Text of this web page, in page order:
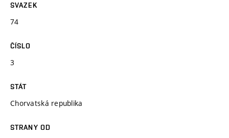
SVAZEK
74
ČÍSLO
3
STÁT
Chorvatská republika
STRANY OD